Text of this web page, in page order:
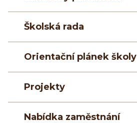
Školská rada
Orientační plánek školy
Projekty
Nabídka zaměstnání